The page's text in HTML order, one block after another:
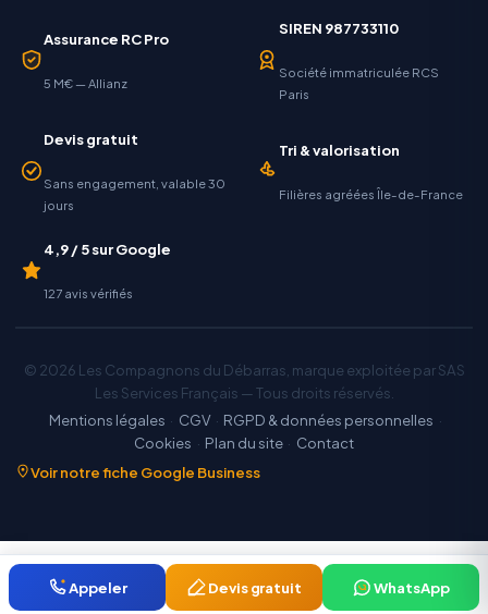
Appeler Devis gratuit WhatsApp
Assurance RC Pro
5 M€ — Allianz
SIREN 987733110
Société immatriculée RCS
Paris
Devis gratuit
Sans engagement, valable 30
jours
Tri & valorisation
Filières agréées Île-de-France
4,9 / 5 sur Google
127 avis vérifiés
© 2026 Les Compagnons du Débarras, marque exploitée par SAS
Les Services Français — Tous droits réservés.
Mentions légales · CGV · RGPD & données personnelles ·
Cookies · Plan du site · Contact
Voir notre fiche Google Business